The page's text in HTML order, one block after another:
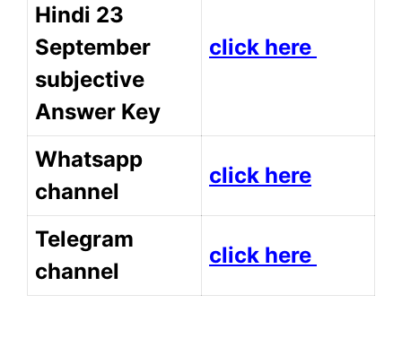
Hindi 23
September
subjective
Answer Key
click here
Whatsapp
channel
click here
Telegram
channel
click here